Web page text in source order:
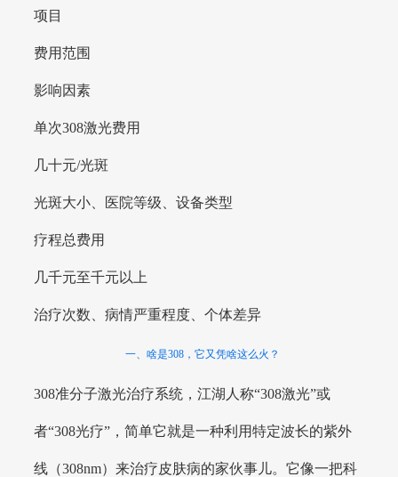
项目
费用范围
影响因素
单次308激光费用
几十元/光斑
光斑大小、医院等级、设备类型
疗程总费用
几千元至千元以上
治疗次数、病情严重程度、个体差异
一、啥是308，它又凭啥这么火？
308准分子激光治疗系统，江湖人称“308激光”或
者“308光疗”，简单它就是一种利用特定波长的紫外
线（308nm）来治疗皮肤病的家伙事儿。它像一把科